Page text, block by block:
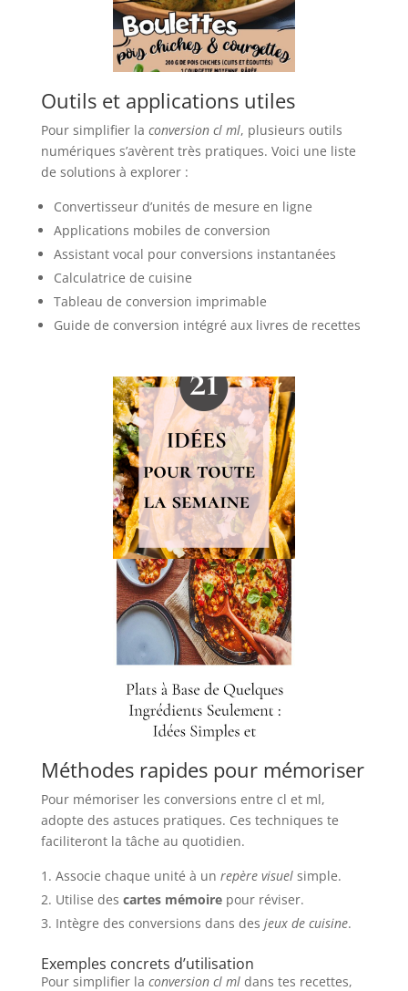
Outils et applications utiles
Pour simplifier la conversion cl ml, plusieurs outils
numériques s’avèrent très pratiques. Voici une liste
de solutions à explorer :
Convertisseur d’unités de mesure en ligne
Applications mobiles de conversion
Assistant vocal pour conversions instantanées
Calculatrice de cuisine
Tableau de conversion imprimable
Guide de conversion intégré aux livres de recettes
Méthodes rapides pour mémoriser
Pour mémoriser les conversions entre cl et ml,
adopte des astuces pratiques. Ces techniques te
faciliteront la tâche au quotidien.
Associe chaque unité à un repère visuelsimple.
Utilise des cartes mémoirepour réviser.
Intègre des conversions dans des jeux de cuisine.
Exemples concrets d’utilisation
Pour simplifier la conversion cl mldans tes recettes,